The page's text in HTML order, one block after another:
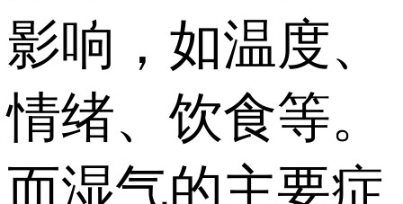
影响，如温度、
情绪、饮食等。
而湿气的主要症